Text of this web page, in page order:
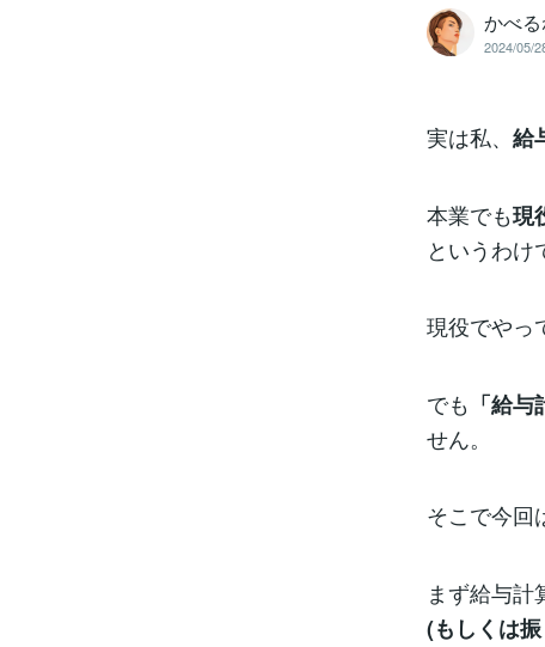
かべ
2024/05/
実は私、 給
本業でも現
というわけ
現役でやっ
でも 「給与
せん。
そこで今回
まず給与計
(もしくは